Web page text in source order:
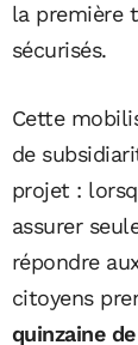
la première
sécurisés.
Cette
de
projet :
assurer
répondre
citoyens
quinzaine